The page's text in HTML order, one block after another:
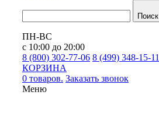
Поиск
ПН-ВС
с 10:00 до 20:00
8 (800) 302-77-06 8 (499) 348-15-11
КОРЗИНА
0 товаров. Заказать звонок
Меню